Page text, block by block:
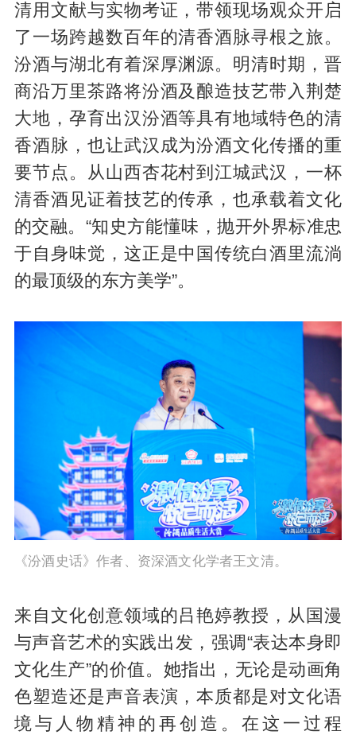
清用文献与实物考证，带领现场观众开启
了一场跨越数百年的清香酒脉寻根之旅。
汾酒与湖北有着深厚渊源。明清时期，晋
商沿万里茶路将汾酒及酿造技艺带入荆楚
大地，孕育出汉汾酒等具有地域特色的清
香酒脉，也让武汉成为汾酒文化传播的重
要节点。从山西杏花村到江城武汉，一杯
清香酒见证着技艺的传承，也承载着文化
的交融。“知史方能懂味，抛开外界标准忠
于自身味觉，这正是中国传统白酒里流淌
的最顶级的东方美学”。
《汾酒史话》作者、资深酒文化学者王文清。
来自文化创意领域的吕艳婷教授，从国漫
与声音艺术的实践出发，强调“表达本身即
文化生产”的价值。她指出，无论是动画角
色塑造还是声音表演，本质都是对文化语
境与人物精神的再创造。在这一过程